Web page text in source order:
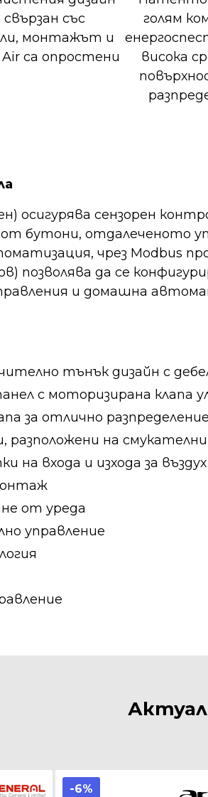
със
монтажът и
са опростени
голям
висока
осигурява сензорен
от бутони, отдалеченото
чрез Modbus
позволява да се
и домашна
тънък дизайн с
с моторизирана
за отлично
разположени на
на входа и изхода за въздух
от уреда
управление
-6%